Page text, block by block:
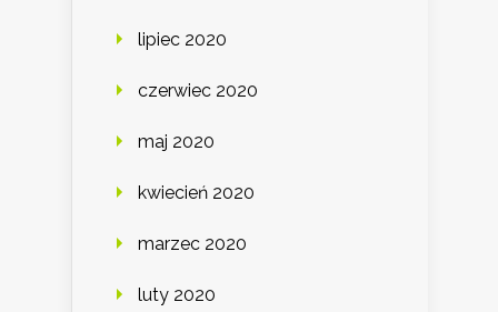
lipiec 2020
czerwiec 2020
maj 2020
kwiecień 2020
marzec 2020
luty 2020